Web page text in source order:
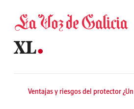
Ventajas y riesgos del protector